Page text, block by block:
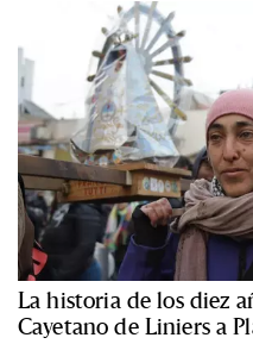
La historia de los diez
Cayetano de Liniers a